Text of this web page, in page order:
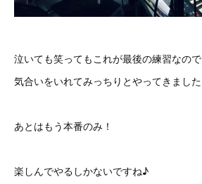
泣いても笑ってもこれが最後の練習なので
気合いをいれてみっちりとやってきました
あとはもう本番のみ！
楽しんでやるしかないですね♪